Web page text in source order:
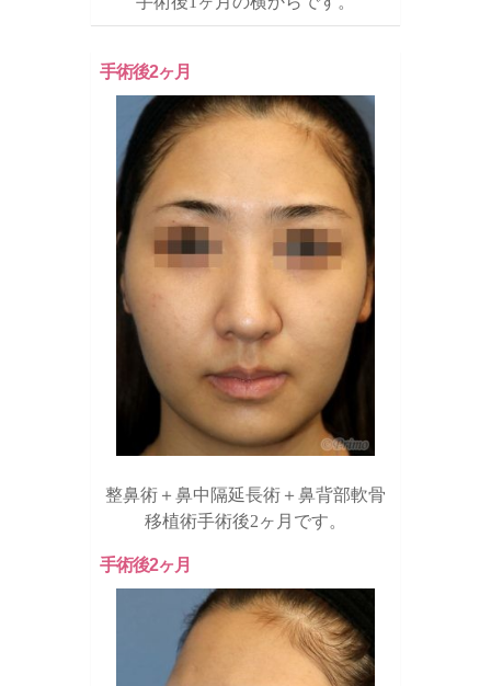
手術後2ヶ月
整鼻術＋鼻中隔延長術＋鼻背部軟骨
移植術手術後2ヶ月です。
手術後2ヶ月